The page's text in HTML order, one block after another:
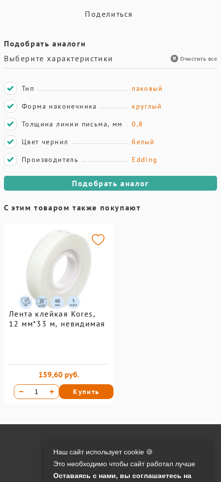
Поделиться
Подобрать аналоги
Выберите характеристики
Очистить все
Тип
лаковый
Форма наконечника
круглый
Толщина линии письма, мм
0,8
Цвет чернил
белый
Производитель
Edding
Подобрать аналог
С этим товаром также покупают
Лента клейкая Kores,
12 мм*33 м, невидимая
159,60 руб.
Купить
Контакты:
Онлайн оплата на сайте:
Наш сайт использует cookie 🍪
Это необходимо чтобы сайт работал лучше
Оставаясь с нами, вы соглашаетесь на